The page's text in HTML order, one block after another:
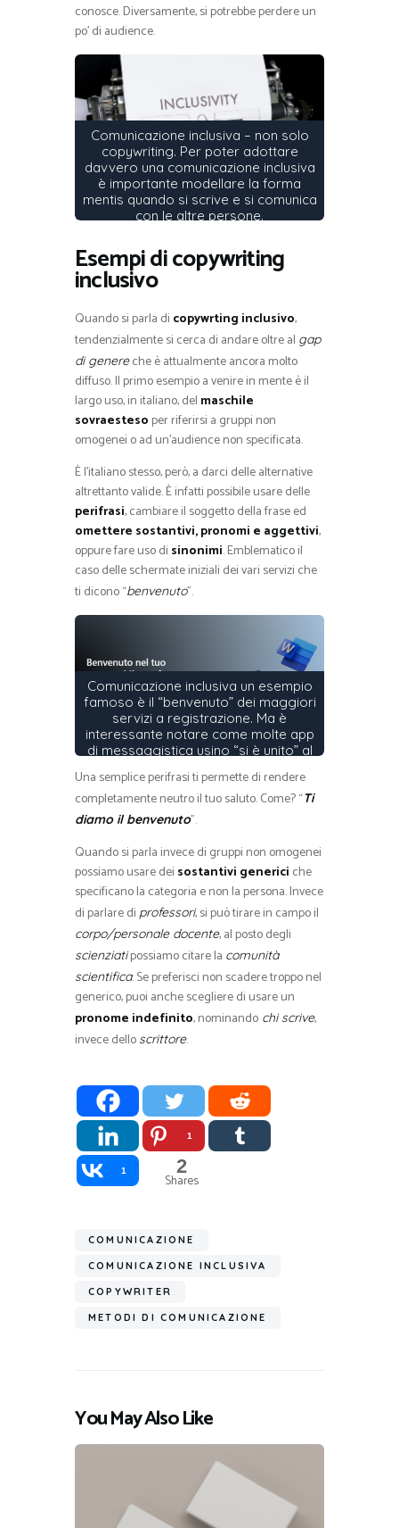
conosce. Diversamente, si potrebbe perdere un
po’ di audience.
Comunicazione inclusiva – non solo
copywriting. Per poter adottare
davvero una comunicazione inclusiva
è importante modellare la forma
mentis quando si scrive e si comunica
con le altre persone.
Esempi di copywriting
inclusivo
Quando si parla di copywrting inclusivo,
tendenzialmente si cerca di andare oltre al gap
di genereche è attualmente ancora molto
diffuso. Il primo esempio a venire in mente è il
largo uso, in italiano, del maschile
sovraesteso per riferirsi a gruppi non
omogenei o ad un’audience non specificata.
È l’italiano stesso, però, a darci delle alternative
altrettanto valide. È infatti possibile usare delle
perifrasi, cambiare il soggetto della frase ed
omettere sostantivi, pronomi e aggettivi,
oppure fare uso di sinonimi. Emblematico il
caso delle schermate iniziali dei vari servizi che
ti dicono “benvenuto”.
Comunicazione inclusiva un esempio
famoso è il “benvenuto” dei maggiori
servizi a registrazione. Ma è
interessante notare come molte app
di messaggistica usino “si è unito” al
Una semplice perifrasi ti permette di rendere
completamente neutro il tuo saluto. Come? “Ti
diamo il benvenuto”.
Quando si parla invece di gruppi non omogenei
possiamo usare dei sostantivi generici che
specificano la categoria e non la persona. Invece
di parlare di professori, si può tirare in campo il
corpo/personale docente, al posto degli
scienziatipossiamo citare la comunità
scientifica. Se preferisci non scadere troppo nel
generico, puoi anche scegliere di usare un
pronome indefinito, nominando chi scrive,
invece dello scrittore.
1
1 2
Shares
COMUNICAZIONE
COMUNICAZIONE INCLUSIVA
COPYWRITER
METODI DI COMUNICAZIONE
You May Also Like